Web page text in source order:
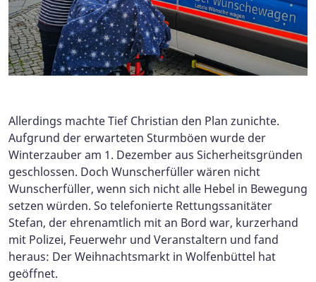
Allerdings machte Tief Christian den Plan zunichte.
Aufgrund der erwarteten Sturmböen wurde der
Winterzauber am 1. Dezember aus Sicherheitsgründen
geschlossen. Doch Wunscherfüller wären nicht
Wunscherfüller, wenn sich nicht alle Hebel in Bewegung
setzen würden. So telefonierte Rettungssanitäter
Stefan, der ehrenamtlich mit an Bord war, kurzerhand
mit Polizei, Feuerwehr und Veranstaltern und fand
heraus: Der Weihnachtsmarkt in Wolfenbüttel hat
geöffnet.